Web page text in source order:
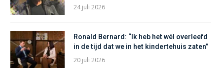
24 juli 2026
Ronald Bernard: “Ik heb het wél overleefd
in de tijd dat we in het kindertehuis zaten”
20 juli 2026